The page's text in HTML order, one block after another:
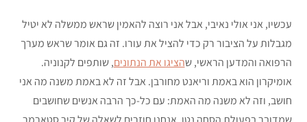
עכשיו, אני אולי נאיבי, אבל אני רוצה להאמין שראש ממשלה לא יטיל
מגבלות על הציבור רק כדי להציל את עורו. זה גם אומר שראש מערך
הרפואה והמדען הראשי, שהציגו את הנתונים, שותפים לקנוניה.
אומיקרון הוא באמת וריאנט מחורבן. אבל זה לא באמת משנה מה אני
חושב, וזה לא משנה מה האמת: עם כל-כך הרבה אנשים שחושבים